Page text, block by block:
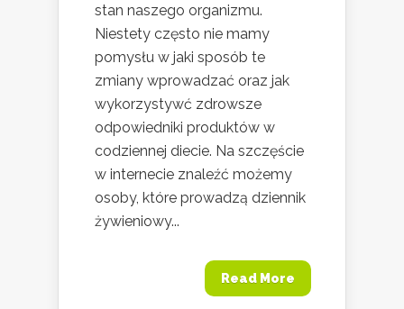
stan naszego organizmu.
Niestety często nie mamy
pomysłu w jaki sposób te
zmiany wprowadzać oraz jak
wykorzystywć zdrowsze
odpowiedniki produktów w
codziennej diecie. Na szczęście
w internecie znaleźć możemy
osoby, które prowadzą dziennik
żywieniowy...
Read More